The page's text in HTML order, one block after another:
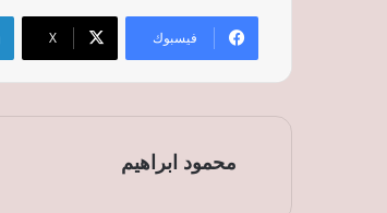
فيسبوك ‫X
محمود ابراهيم